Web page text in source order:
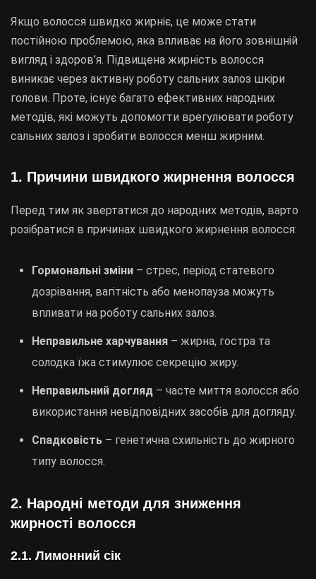
Якщо волосся швидко жирніє, це може стати
постійною проблемою, яка впливає на його зовнішній
вигляд і здоров’я. Підвищена жирність волосся
виникає через активну роботу сальних залоз шкіри
голови. Проте, існує багато ефективних народних
методів, які можуть допомогти врегулювати роботу
сальних залоз і зробити волосся менш жирним.
1. Причини швидкого жирнення волосся
Перед тим як звертатися до народних методів, варто
розібратися в причинах швидкого жирнення волосся:
Гормональні зміни – стрес, період статевого
дозрівання, вагітність або менопауза можуть
впливати на роботу сальних залоз.
Неправильне харчування – жирна, гостра та
солодка їжа стимулює секрецію жиру.
Неправильний догляд – часте миття волосся або
використання невідповідних засобів для догляду.
Спадковість – генетична схильність до жирного
типу волосся.
2. Народні методи для зниження
жирності волосся
2.1. Лимонний сік